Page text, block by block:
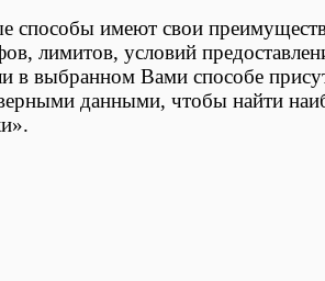
способы имеют свои
лимитов, условий
в выбранном Вами способе
данными, чтобы найти